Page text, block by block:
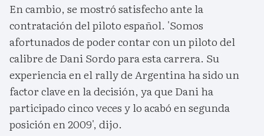
En cambio, se mostró satisfecho ante la
contratación del piloto español. 'Somos
afortunados de poder contar con un piloto del
calibre de Dani Sordo para esta carrera. Su
experiencia en el rally de Argentina ha sido un
factor clave en la decisión, ya que Dani ha
participado cinco veces y lo acabó en segunda
posición en 2009', dijo.